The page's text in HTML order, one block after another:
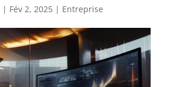
| Fév 2, 2025| Entreprise